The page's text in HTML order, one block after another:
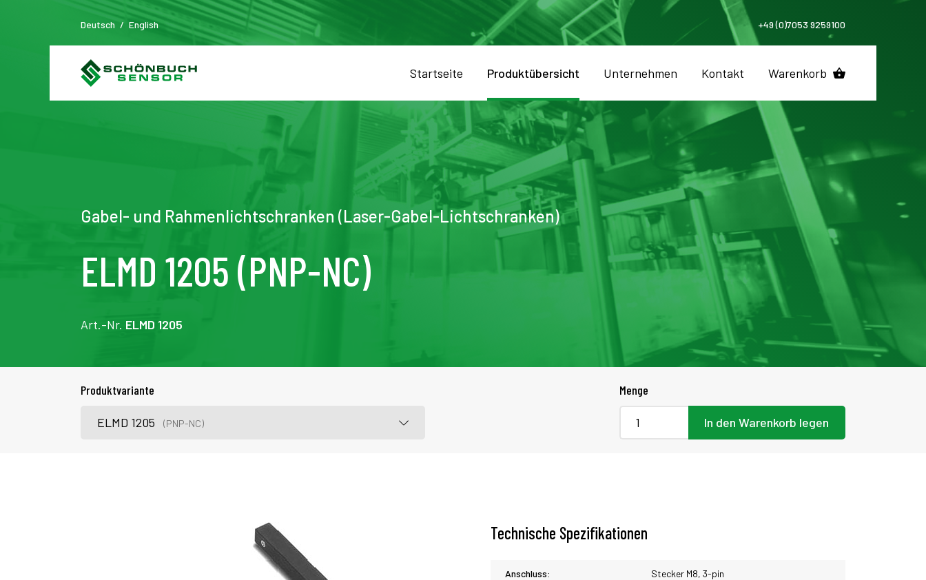
Deutsch / English +49 (0)7053 9259100
Startseite Produktübersicht Unternehmen Kontakt Warenkorb
Gabel- und Rahmenlichtschranken (Laser-Gabel-Lichtschranken)
ELMD 1205 (PNP-NC)
Art.-Nr. ELMD 1205
Produktvariante
ELMD 1205 (PNP-NC)
Menge
In den Warenkorb legen
Technische Spezifikationen
Anschluss: Stecker M8, 3-pin